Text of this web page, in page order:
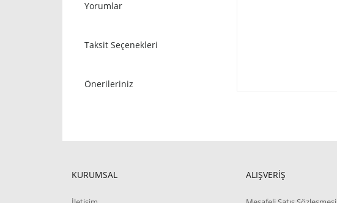
Yorumlar
Taksit Seçenekleri
Önerileriniz
KURUMSAL ALIŞVERİŞ